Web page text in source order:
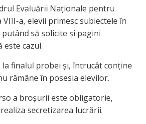
Evaluării Naţionale pentru
a, elevii primesc subiectele în
să solicite şi pagini
este cazul.
la finalul probei şi, întrucât conţine
rămâne în posesia elevilor.
a broşurii este obligatorie,
secretizarea lucrării.